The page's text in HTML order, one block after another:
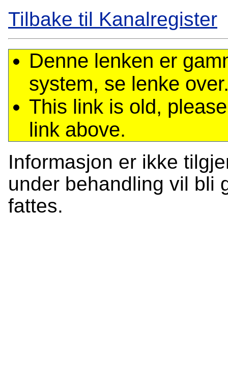
Tilbake til Kanalregister
Denne lenken er
system, se lenke
This link is old,
link above.
Informasjon er ikke
under behandling vil bli
fattes.